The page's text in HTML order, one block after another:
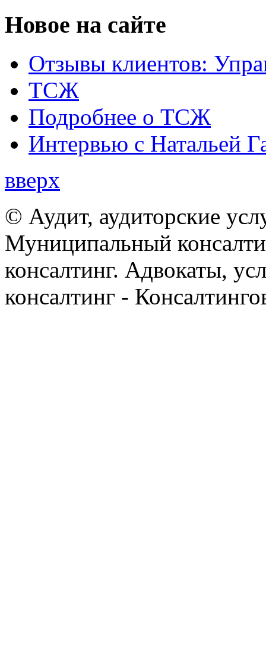
Новое на сайте
Отзывы клиентов:
ТСЖ
Подробнее о ТСЖ
Интервью с Натальей
вверх
© Аудит, аудиторские
Муниципальный
консалтинг. Адвокаты,
консалтинг -